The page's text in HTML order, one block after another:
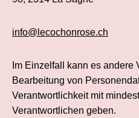
info@lecochonrose.ch
Im Einzelfall kann es andere
Bearbeitung von
Verantwortlichkeit mit
Verantwortlichen geben.